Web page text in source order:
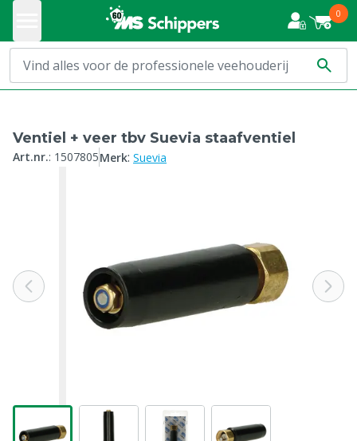
0
Ventiel + veer tbv Suevia staafventiel
Art.nr.: 1507805Merk: Suevia